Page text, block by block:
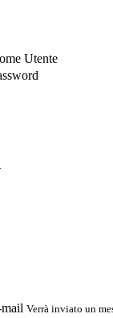
Utente
Verrà inviato un